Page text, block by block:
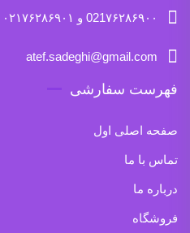
021۷۶۲۸۶۹۰۰ و ۰۲۱۷۶۲۸۶۹۰۱
atef.sadeghi@gmail.com
فهرست سفارشی
صفحه اصلی اول
تماس با ما
درباره ما
فروشگاه